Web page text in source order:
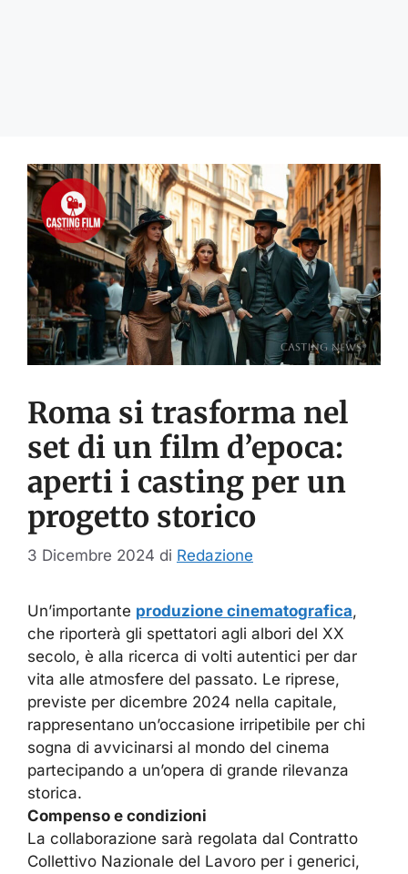
Roma si trasforma nel
set di un film d’epoca:
aperti i casting per un
progetto storico
3 Dicembre 2024 di Redazione
Un’importante produzione cinematografica,
che riporterà gli spettatori agli albori del XX
secolo, è alla ricerca di volti autentici per dar
vita alle atmosfere del passato. Le riprese,
previste per dicembre 2024 nella capitale,
rappresentano un’occasione irripetibile per chi
sogna di avvicinarsi al mondo del cinema
partecipando a un’opera di grande rilevanza
storica.
Compenso e condizioni
La collaborazione sarà regolata dal Contratto
Collettivo Nazionale del Lavoro per i generici,